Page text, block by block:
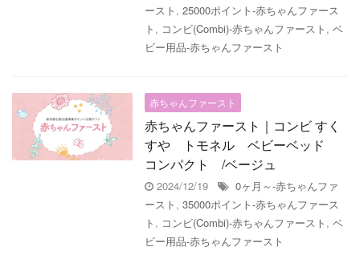
ースト , 25000ポイント-赤ちゃんファース
ト , コンビ(Combi)-赤ちゃんファースト , ベ
ビー用品-赤ちゃんファースト
赤ちゃんファースト
赤ちゃんファースト｜コンビ すく
すや トモネル ベビーベッド
コンパクト /ベージュ
2024/12/19
0ヶ月～-赤ちゃんファ
ースト , 35000ポイント-赤ちゃんファース
ト , コンビ(Combi)-赤ちゃんファースト , ベ
ビー用品-赤ちゃんファースト